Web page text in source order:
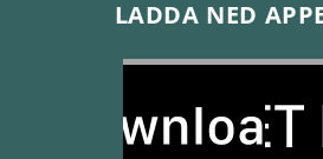
LADDA NED